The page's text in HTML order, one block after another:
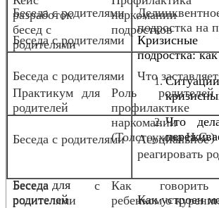
Беседа с родителями
подростка:
Что
Беседа для
родителей
Как устроен
разработок
бесед с
родителями
подростков
Практикум для
родителей
Роль
профилактике
наркомании
(Толстоухова Н.С.)
Беседа с
родителями
Как
ребенком о
Беседа с родителями
подростка на
Беседа с родителями Что
Беседа с родителями
реагировать